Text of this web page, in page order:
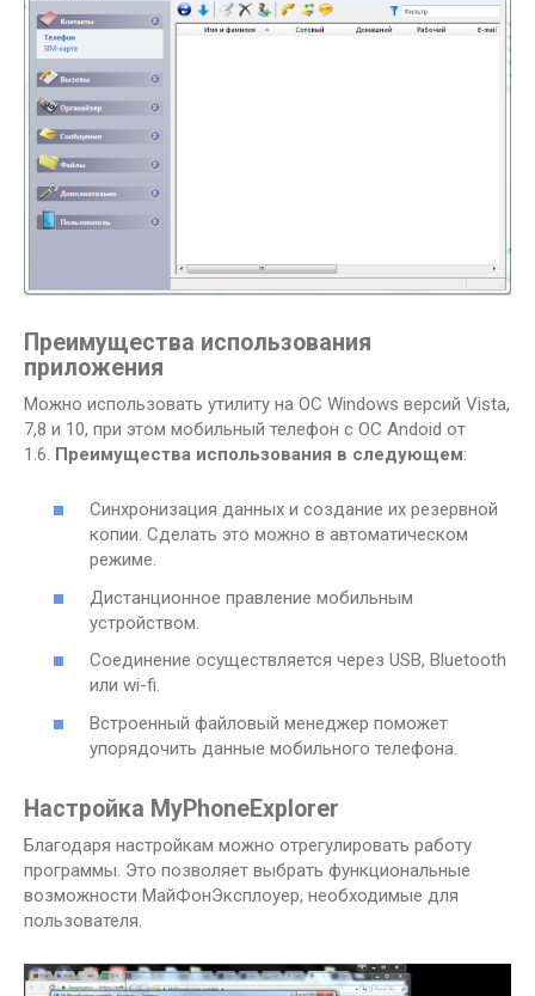
Преимущества использования
приложения
Можно использовать утилиту на ОС Windows версий Vista,
7,8 и 10, при этом мобильный телефон с ОС Andoid от
1.6. Преимущества использования в следующем:
Синхронизация данных и создание их резервной
копии. Сделать это можно в автоматическом
режиме.
Дистанционное правление мобильным
устройством.
Соединение осуществляется через USB, Bluetooth
или wi-fi.
Встроенный файловый менеджер поможет
упорядочить данные мобильного телефона.
Настройка MyPhoneExplorer
Благодаря настройкам можно отрегулировать работу
программы. Это позволяет выбрать функциональные
возможности МайФонЭксплоуер, необходимые для
пользователя.